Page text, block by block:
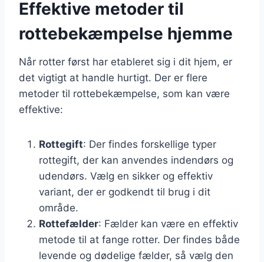
Effektive metoder til
rottebekæmpelse hjemme
Når rotter først har etableret sig i dit hjem, er
det vigtigt at handle hurtigt. Der er flere
metoder til rottebekæmpelse, som kan være
effektive:
Rottegift: Der findes forskellige typer
rottegift, der kan anvendes indendørs og
udendørs. Vælg en sikker og effektiv
variant, der er godkendt til brug i dit
område.
Rottefælder: Fælder kan være en effektiv
metode til at fange rotter. Der findes både
levende og dødelige fælder, så vælg den